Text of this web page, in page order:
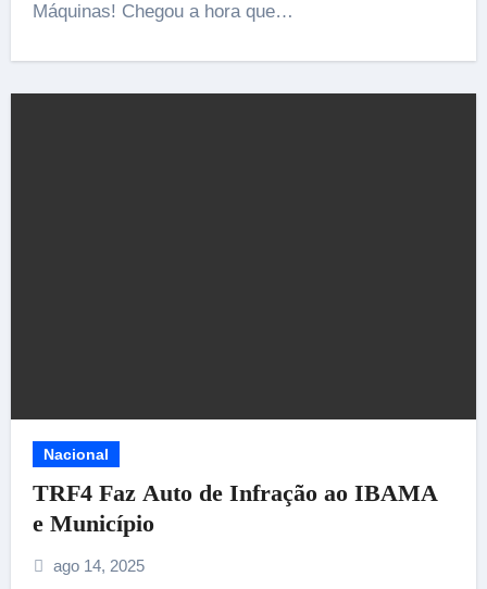
Máquinas! Chegou a hora que…
Nacional
TRF4 Faz Auto de Infração ao IBAMA
e Município
ago 14, 2025